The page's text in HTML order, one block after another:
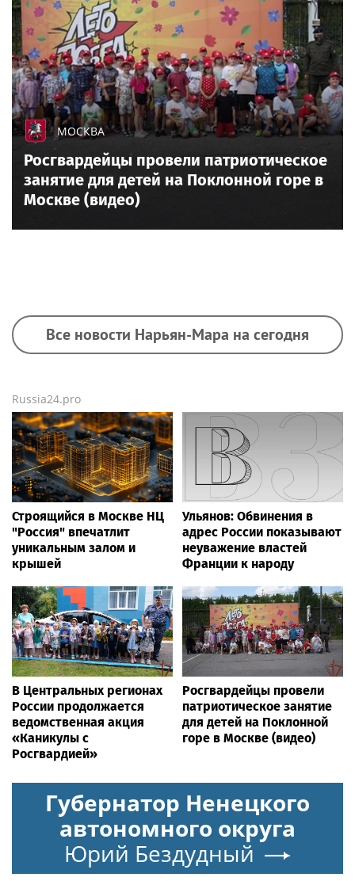
МОСКВА
Росгвардейцы провели патриотическое
занятие для детей на Поклонной горе в
Москве (видео)
Все новости Нарьян-Мара на сегодня
Russia24.pro
Строящийся в Москве НЦ
"Россия" впечатлит
уникальным залом и
крышей
Ульянов: Обвинения в
адрес России показывают
неуважение властей
Франции к народу
В Центральных регионах
России продолжается
ведомственная акция
«Каникулы с
Росгвардией»
Росгвардейцы провели
патриотическое занятие
для детей на Поклонной
горе в Москве (видео)
Губернатор Ненецкого
автономного округа
Юрий Бездудный